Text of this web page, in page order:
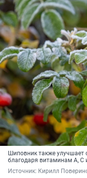
Шиповник также улучшает
благодаря витаминам А, С
Источник: Кирилл